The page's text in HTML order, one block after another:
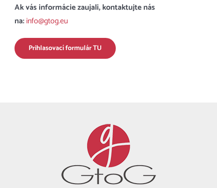
Ak vás informácie zaujali, kontaktujte nás
na:info@gtog.eu
Prihlasovací formulár TU